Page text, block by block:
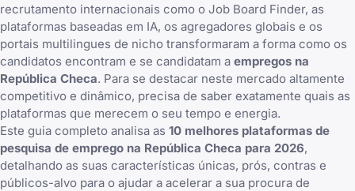
recrutamento internacionais como o Job Board Finder, as
plataformas baseadas em IA, os agregadores globais e os
portais multilingues de nicho transformaram a forma como os
candidatos encontram e se candidatam a empregos na
República Checa. Para se destacar neste mercado altamente
competitivo e dinâmico, precisa de saber exatamente quais as
plataformas que merecem o seu tempo e energia.
Este guia completo analisa as 10 melhores plataformas de
pesquisa de emprego na República Checa para 2026,
detalhando as suas características únicas, prós, contras e
públicos-alvo para o ajudar a acelerar a sua procura de